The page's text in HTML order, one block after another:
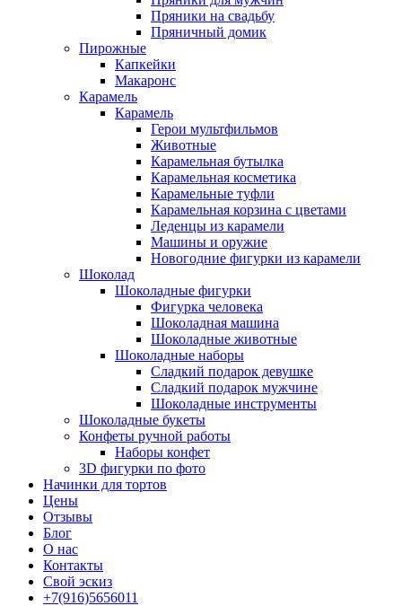
Пряники на свадьбу
Пряничный домик
Пирожные
Капкейки
Макаронс
Карамель
Карамель
Герои мультфильмов
Животные
Карамельная бутылка
Карамельная косметика
Карамельные туфли
Карамельная корзина с цветами
Леденцы из карамели
Машины и оружие
Новогодние фигурки из карамели
Шоколад
Шоколадные фигурки
Фигурка человека
Шоколадная машина
Шоколадные животные
Шоколадные наборы
Сладкий подарок девушке
Сладкий подарок мужчине
Шоколадные инструменты
Шоколадные букеты
Конфеты ручной работы
Наборы конфет
3D фигурки по фото
Начинки для тортов
Цены
Отзывы
Блог
О нас
Контакты
Свой эскиз
+7(916)5656011